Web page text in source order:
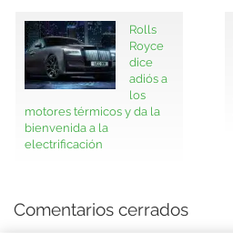
Rolls
Royce
dice
adiós a
los
motores térmicos y da la
bienvenida a la
electrificación
Comentarios cerrados